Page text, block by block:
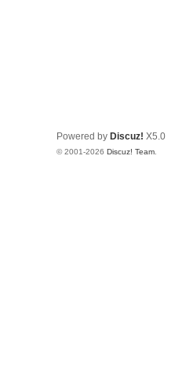
Powered by Discuz! X5.0
© 2001-2026 Discuz! Team